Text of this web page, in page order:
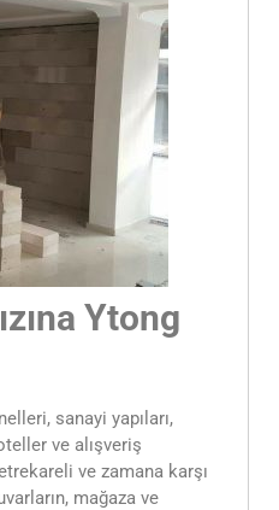
Ytong
sanayi yapıları,
ve alışveriş
ve zamana karşı
mağaza ve